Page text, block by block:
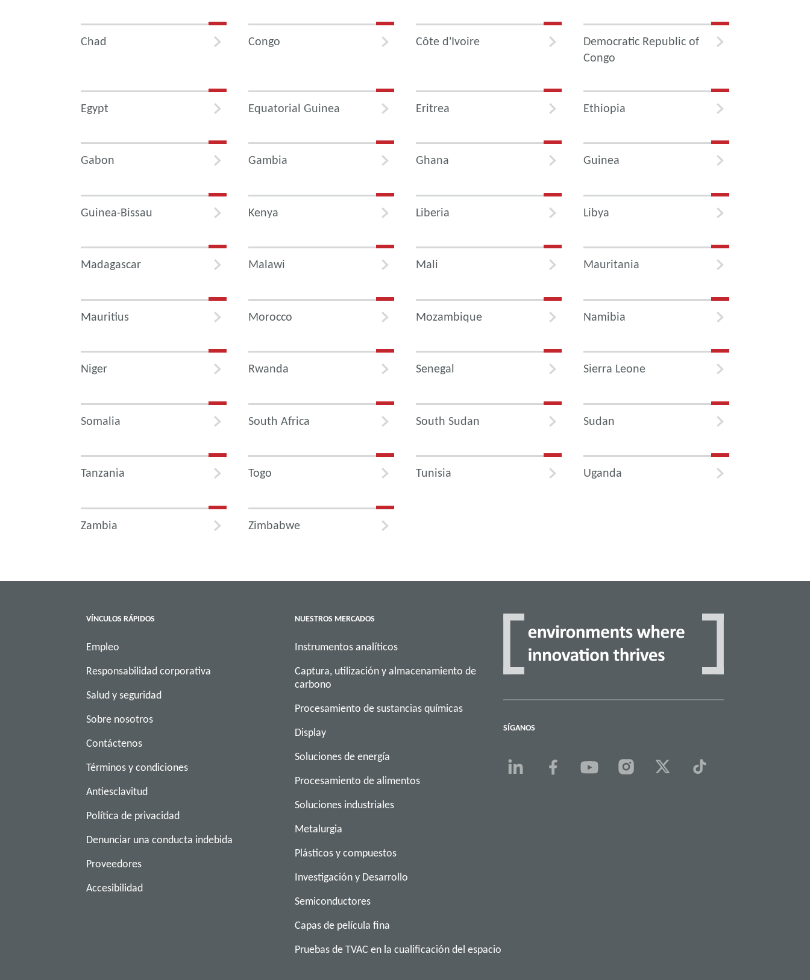
Chad Congo Côte d'Ivoire
Democratic Republic of
Congo
Egypt Equatorial Guinea Eritrea Ethiopia
Gabon Gambia Ghana Guinea
Guinea-Bissau Kenya Liberia Libya
Madagascar Malawi Mali Mauritania
Mauritius Morocco Mozambique Namibia
Niger Rwanda Senegal Sierra Leone
Somalia South Africa South Sudan Sudan
Tanzania Togo Tunisia Uganda
Zambia Zimbabwe
VÍNCULOS RÁPIDOS
Empleo
Responsabilidad corporativa
Salud y seguridad
Sobre nosotros
Contáctenos
Términos y condiciones
Antiesclavitud
Política de privacidad
Denunciar una conducta indebida
Proveedores
Accesibilidad
NUESTROS MERCADOS
Instrumentos analíticos
Captura, utilización y almacenamiento de
carbono
Procesamiento de sustancias químicas
Display
Soluciones de energía
Procesamiento de alimentos
Soluciones industriales
Metalurgia
Plásticos y compuestos
Investigación y Desarrollo
Semiconductores
Capas de película fina
Pruebas de TVAC en la cualificación del espacio
SÍGANOS